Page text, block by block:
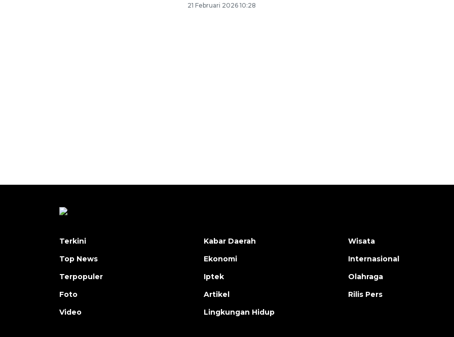
21 Februari 2026 10:28
Terkini
Top News
Terpopuler
Foto
Video
Kabar Daerah
Ekonomi
Iptek
Artikel
Lingkungan Hidup
Wisata
Internasional
Olahraga
Rilis Pers